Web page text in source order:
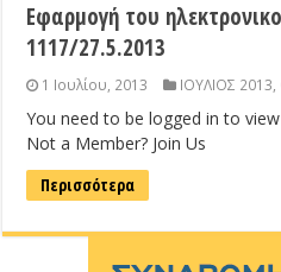
Εφαρμογή του
1117/27.5.2013
1 Ιουλίου, 2013 ΙΟΥΛΙΟΣ 2013,
You need to be logged in to
Not a Member? Join Us
Περισσότερα